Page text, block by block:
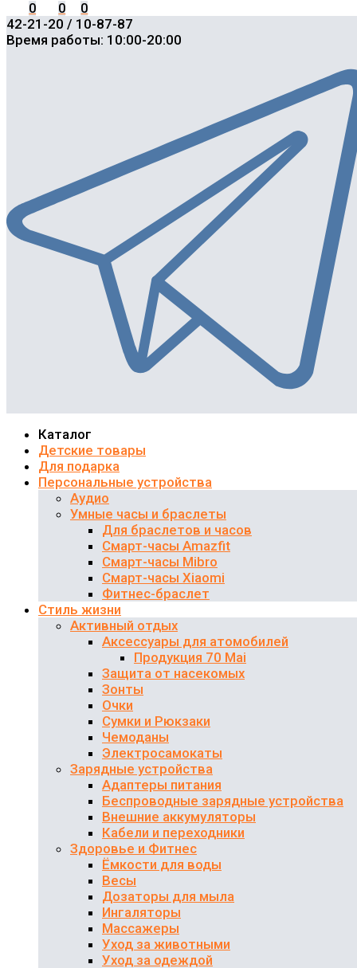
0 0 0
42-21-20 / 10-87-87
Время работы: 10:00-20:00
Каталог
Детские товары
Для подарка
Персональные устройства
Аудио
Умные часы и браслеты
Для браслетов и часов
Смарт-часы Amazfit
Смарт-часы Mibro
Смарт-часы Xiaomi
Фитнес-браслет
Стиль жизни
Активный отдых
Аксессуары для атомобилей
Продукция 70 Mai
Защита от насекомых
Зонты
Очки
Сумки и Рюкзаки
Чемоданы
Электросамокаты
Зарядные устройства
Адаптеры питания
Беспроводные зарядные устройства
Внешние аккумуляторы
Кабели и переходники
Здоровье и Фитнес
Ёмкости для воды
Весы
Дозаторы для мыла
Ингаляторы
Массажеры
Уход за животными
Уход за одеждой